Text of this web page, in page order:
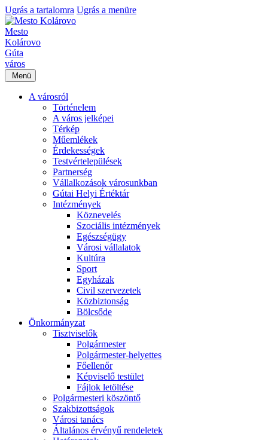
Ugrás a tartalomra Ugrás a menüre
Mesto
Kolárovo
Gúta
város
Menü
A városról
Történelem
A város jelképei
Térkép
Műemlékek
Érdekességek
Testvértelepülések
Partnerség
Vállalkozások városunkban
Gútai Helyi Értéktár
Intézmények
Köznevelés
Szociális intézmények
Egészségügy
Városi vállalatok
Kultúra
Sport
Egyházak
Civil szervezetek
Közbiztonság
Bölcsőde
Önkormányzat
Tisztviselők
Polgármester
Polgármester-helyettes
Főellenőr
Képviselő testület
Fájlok letöltése
Polgármesteri köszöntő
Szakbizottságok
Városi tanács
Általános érvényű rendeletek